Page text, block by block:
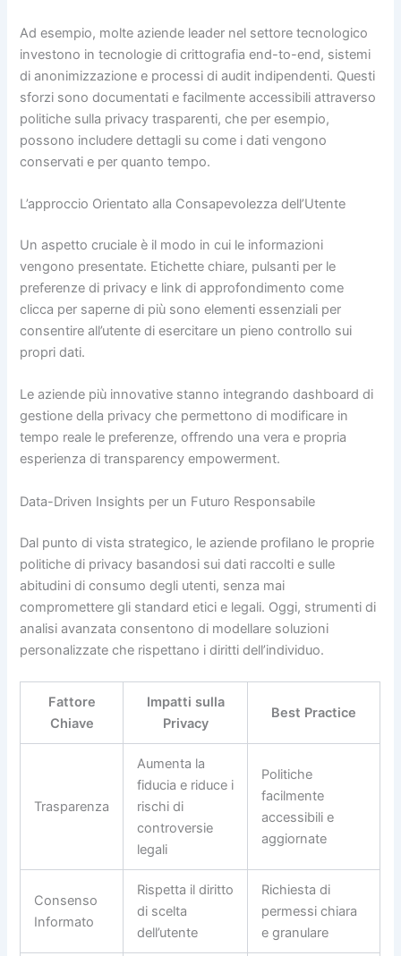
Ad esempio, molte aziende leader nel settore tecnologico
investono in tecnologie di crittografia end-to-end, sistemi
di anonimizzazione e processi di audit indipendenti. Questi
sforzi sono documentati e facilmente accessibili attraverso
politiche sulla privacy trasparenti, che per esempio,
possono includere dettagli su come i dati vengono
conservati e per quanto tempo.
L’approccio Orientato alla Consapevolezza dell’Utente
Un aspetto cruciale è il modo in cui le informazioni
vengono presentate. Etichette chiare, pulsanti per le
preferenze di privacy e link di approfondimento come
clicca per saperne di più sono elementi essenziali per
consentire all’utente di esercitare un pieno controllo sui
propri dati.
Le aziende più innovative stanno integrando dashboard di
gestione della privacy che permettono di modificare in
tempo reale le preferenze, offrendo una vera e propria
esperienza di transparency empowerment.
Data-Driven Insights per un Futuro Responsabile
Dal punto di vista strategico, le aziende profilano le proprie
politiche di privacy basandosi sui dati raccolti e sulle
abitudini di consumo degli utenti, senza mai
compromettere gli standard etici e legali. Oggi, strumenti di
analisi avanzata consentono di modellare soluzioni
personalizzate che rispettano i diritti dell’individuo.
Fattore
Chiave
Impatti sulla
Privacy
Best Practice
Trasparenza
Aumenta la
fiducia e riduce i
rischi di
controversie
legali
Politiche
facilmente
accessibili e
aggiornate
Consenso
Informato
Rispetta il diritto
di scelta
dell’utente
Richiesta di
permessi chiara
e granulare